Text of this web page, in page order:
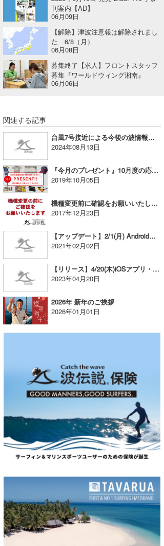
刊案内【AD】
06月09日
【解除】津波注意報は解除されまし
た 6/8（月）
06月08日
募集終了【求人】フロントスタッフ
募集『ワールドウィング湘南』
06月06日
関連する記事
台風7号接近による今後の波情報のレポートについてお知らせ
2024年08月13日
『今月のプレゼント』10月度の応募開始！
2019年10月05日
機種変更前に確認をお願いいたします
2017年12月23日
【アップデート】2/1(月) Androidアプリ・アップデート版のリリース
2021年02月02日
【リリース】4/20(木)iOSアプリ・アップデート版
2023年04月20日
2026年 新年のご挨拶
2026年01月01日
Naoya Kimoto
mitsuteru Kamio
Yasunari Inoue
Yoshiyuki Obata
CBA Films
熊谷素子
メディア
SURFMEDIA
Colors MAGAZINE
WAVAL
波伝説アンバサダー/プロライダー
福島寿実子
中浦“JET”章
田原啓江
植村未来
NOBUFUKU
大野”MAR”修聖
喜納海人
波伝説スタッフ
☆加藤
chan-U
ECE
G◎Da
H
KID
KOBU
KY
MIN
mitz
OYZ
Soulman
VAGY
YUKI☆
たっちー
三輪予報士
小川予報士
波伝説